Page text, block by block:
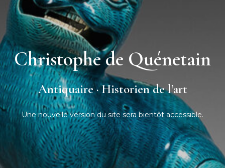
Christophe de Quénetain
Antiquaire · Historien de l’art
Une nouvelle version du site sera bientôt accessible.